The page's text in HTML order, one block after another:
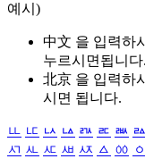
예시)
中文 을 입력하
누르시면됩니다.
北京 을 입력하
시면 됩니다.
ㅥ ㅦ ㅧ ㅨ ㅩ ㅪ ㅫ ㅬ
ㅺ ㅻ ㅼ ㅽ ㅾ ㅿ ㆀ ㆁ